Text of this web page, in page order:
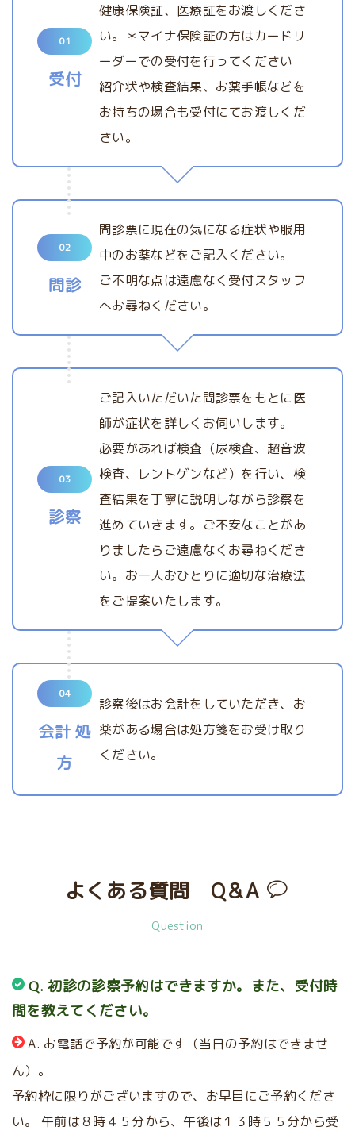
01
受付
健康保険証、医療証をお渡しくださ
い。＊マイナ保険証の方はカードリ
ーダーでの受付を行ってください
紹介状や検査結果、お薬手帳などを
お持ちの場合も受付にてお渡しくだ
さい。
02
問診
問診票に現在の気になる症状や服用
中のお薬などをご記入ください。
ご不明な点は遠慮なく受付スタッフ
へお尋ねください。
03
診察
ご記入いただいた問診票をもとに医
師が症状を詳しくお伺いします。
必要があれば検査（尿検査、超音波
検査、レントゲンなど）を行い、検
査結果を丁寧に説明しながら診察を
進めていきます。ご不安なことがあ
りましたらご遠慮なくお尋ねくださ
い。お一人おひとりに適切な治療法
をご提案いたします。
04
会計 処
方
診察後はお会計をしていただき、お
薬がある場合は処方箋をお受け取り
ください。
よくある質問 Q＆A
Question
Q. 初診の診察予約はできますか。また、受付時
間を教えてください。
A. お電話で予約が可能です（当日の予約はできませ
ん）。
予約枠に限りがございますので、お早目にご予約くださ
い。
午前は８時４５分から、午後は１３時５５分から受